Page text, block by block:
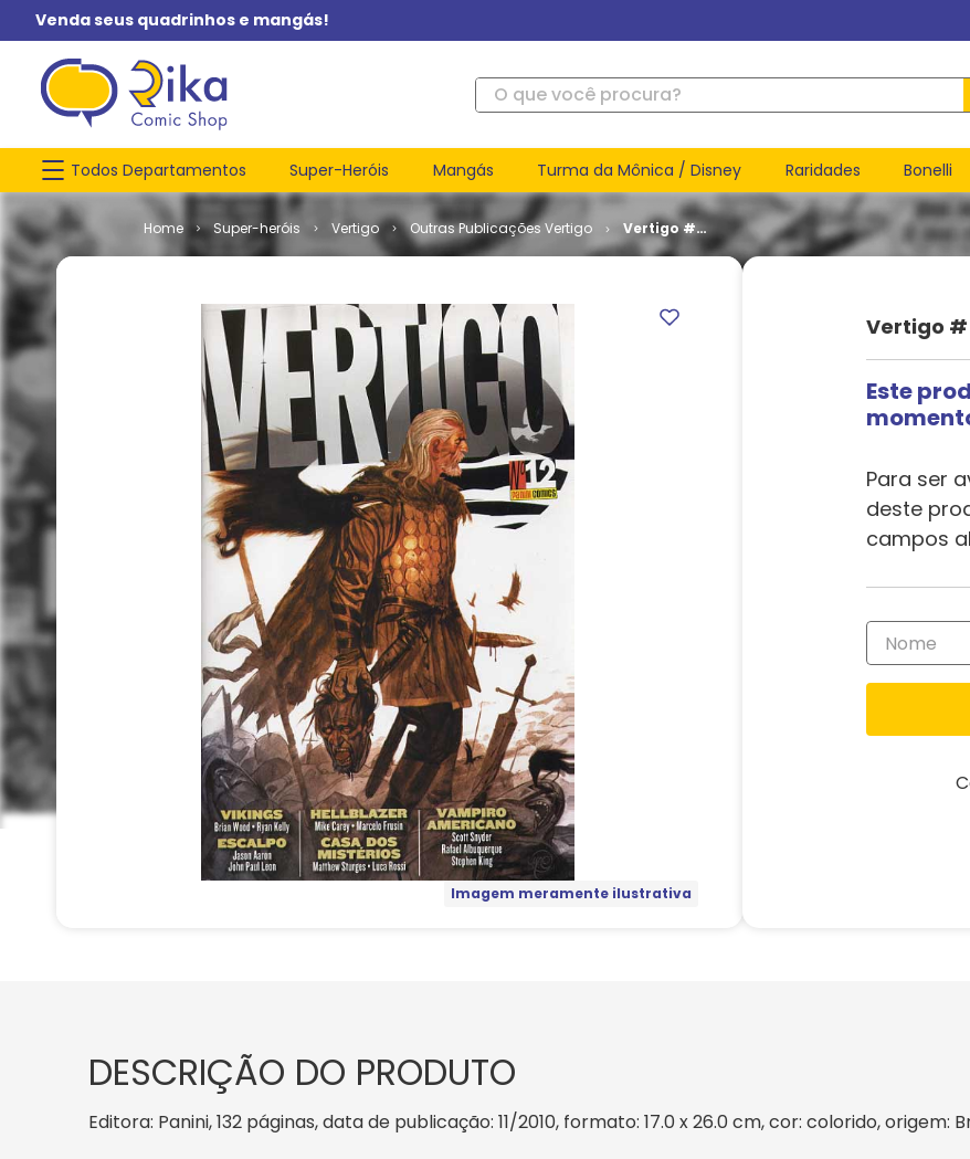
Venda seus quadrinhos e mangás!
O que você procura?
Todos Departamentos Super-Heróis Mangás Turma da Mônica / Disney Raridades Bonelli
Super-heróis Vertigo Outras Publicações Vertigo
Vertigo #
12
Imagem meramente ilustrativa
Vertigo #
Este
Para ser
deste
campos
DESCRIÇÃO DO PRODUTO
Editora: Panini, 132 páginas, data de publicação: 11/2010, formato: 17.0 x 26.0 cm, cor: colorido, origem: